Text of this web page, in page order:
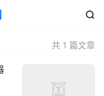

共 1 篇文章